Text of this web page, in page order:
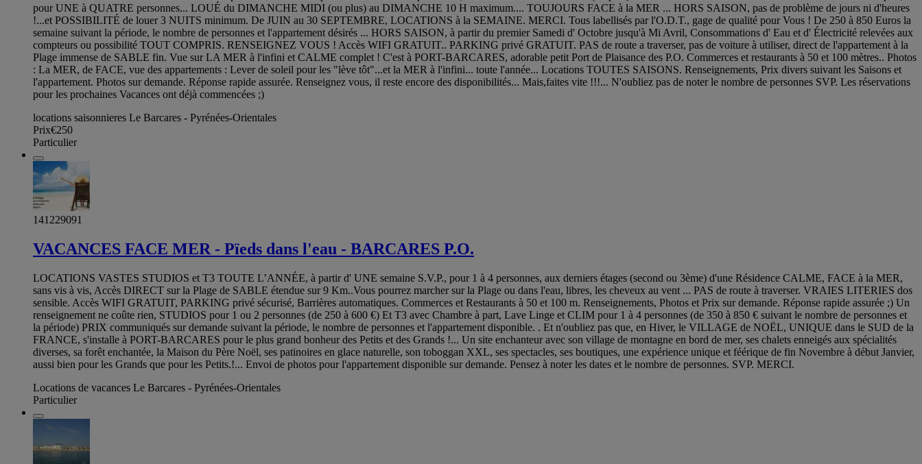
pour UNE à QUATRE personnes... LOUÉ du DIMANCHE MIDI (ou plus) au DIMANCHE 10 H maximum.... TOUJOURS FACE à la MER ... HORS SAISON, pas de problème de jours ni d'heures
!...et POSSIBILITÉ de louer 3 NUITS minimum. De JUIN au 30 SEPTEMBRE, LOCATIONS à la SEMAINE. MERCI. Tous labellisés par l'O.D.T., gage de qualité pour Vous ! De 250 à 850 Euros la
semaine suivant la période, le nombre de personnes et l'appartement désirés ... HORS SAISON, à partir du premier Samedi d' Octobre jusqu'à Mi Avril, Consommations d' Eau et d' Électricité relevées aux
compteurs ou possibilité TOUT COMPRIS. RENSEIGNEZ VOUS ! Accès WIFI GRATUIT.. PARKING privé GRATUIT. PAS de route a traverser, pas de voiture à utiliser, direct de l'appartement à la
Plage immense de SABLE fin. Vue sur LA MER à l'infini et CALME complet ! C'est à PORT-BARCARES, adorable petit Port de Plaisance des P.O. Commerces et restaurants à 50 et 100 mètres.. Photos
: La MER, de FACE, vue des appartements : Lever de soleil pour les "lève tôt"...et la MER à l'infini... toute l'année... Locations TOUTES SAISONS. Renseignements, Prix divers suivant les Saisons et
l'appartement. Photos sur demande. Réponse rapide assurée. Renseignez vous, il reste encore des disponibilités... Mais,faites vite !!!... N'oubliez pas de noter le nombre de personnes SVP. Les réservations
pour les prochaines Vacances ont déjà commencées ;)
locations saisonnieres Le Barcares - Pyrénées-Orientales
Prix€250
Particulier
141229091
VACANCES FACE MER - Pïeds dans l'eau - BARCARES P.O.
LOCATIONS VASTES STUDIOS et T3 TOUTE L’ANNÉE, à partir d' UNE semaine S.V.P., pour 1 à 4 personnes, aux derniers étages (second ou 3ème) d'une Résidence CALME, FACE à la MER,
sans vis à vis, Accès DIRECT sur la Plage de SABLE étendue sur 9 Km..Vous pourrez marcher sur la Plage ou dans l'eau, libres, les cheveux au vent ... PAS de route à traverser. VRAIES LITERIES dos
sensible. Accès WIFI GRATUIT, PARKING privé sécurisé, Barrières automatiques. Commerces et Restaurants à 50 et 100 m. Renseignements, Photos et Prix sur demande. Réponse rapide assurée ;) Un
renseignement ne coûte rien, STUDIOS pour 1 ou 2 personnes (de 250 à 600 €) Et T3 avec Chambre à part, Lave Linge et CLIM pour 1 à 4 personnes (de 350 à 850 € suivant le nombre de personnes et
la période) PRIX communiqués sur demande suivant la période, le nombre de personnes et l'appartement disponible. . Et n'oubliez pas que, en Hiver, le VILLAGE de NOËL, UNIQUE dans le SUD de la
FRANCE, s'installe à PORT-BARCARES pour le plus grand bonheur des Petits et des Grands !... Un site enchanteur avec son village de montagne en bord de mer, ses chalets enneigés aux spécialités
diverses, sa forêt enchantée, la Maison du Père Noël, ses patinoires en glace naturelle, son toboggan XXL, ses spectacles, ses boutiques, une expérience unique et féérique de fin Novembre à début Janvier,
aussi bien pour les Grands que pour les Petits.!... Envoi de photos pour l'appartement disponible sur demande. Pensez à noter les dates et le nombre de personnes. SVP. MERCI.
Locations de vacances Le Barcares - Pyrénées-Orientales
Particulier